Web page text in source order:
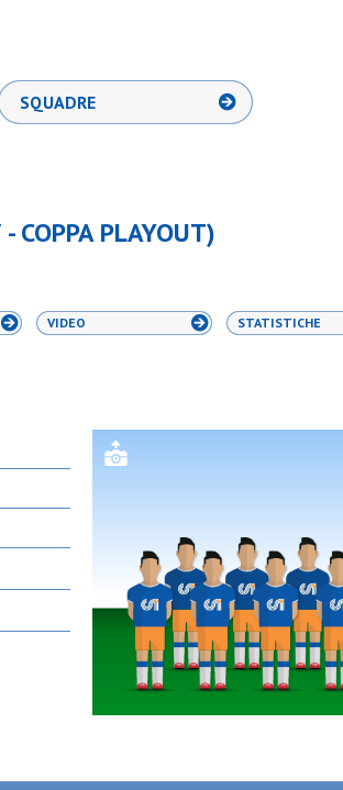
SQUADRE
COPPA PLAYOUT)
VIDEO STATISTICHE